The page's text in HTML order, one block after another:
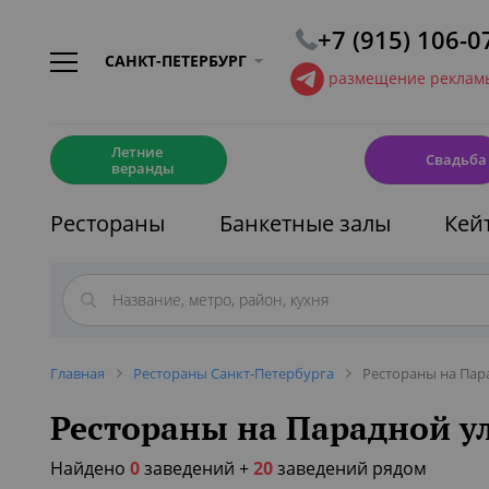
САНКТ-ПЕТЕРБУРГ
+7 (915) 106-
размещение
Летние
веранды
Свадьба
Рестораны Банкетные залы
Главная Рестораны Санкт-Петербурга Рестораны на
Рестораны на Парадной
Найдено 0заведений +20заведений рядом